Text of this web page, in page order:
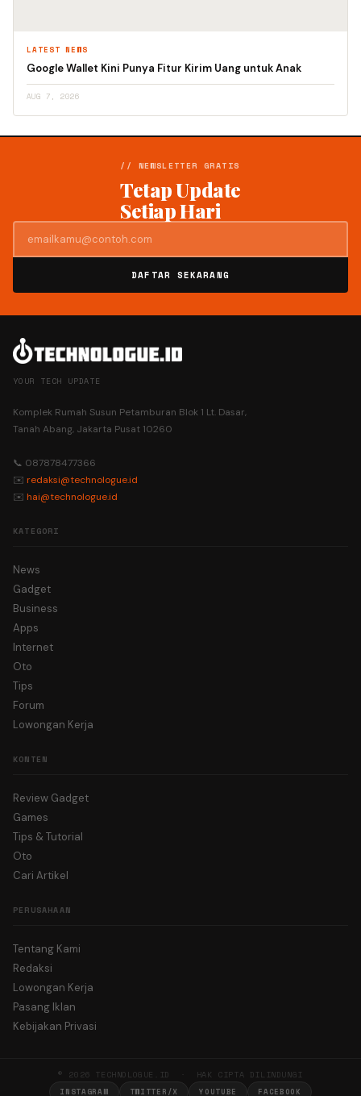
LATEST NEWS
Google Wallet Kini Punya Fitur Kirim Uang untuk Anak
AUG 7, 2026
// NEWSLETTER GRATIS
Tetap Update
Setiap Hari
DAFTAR SEKARANG
YOUR TECH UPDATE
Komplek Rumah Susun Petamburan Blok 1 Lt. Dasar,
Tanah Abang, Jakarta Pusat 10260
📞 087878477366
✉️ redaksi@technologue.id
✉️ hai@technologue.id
KATEGORI
News
Gadget
Business
Apps
Internet
Oto
Tips
Forum
Lowongan Kerja
KONTEN
Review Gadget
Games
Tips & Tutorial
Oto
Cari Artikel
PERUSAHAAN
Tentang Kami
Redaksi
Lowongan Kerja
Pasang Iklan
Kebijakan Privasi
© 2026 TECHNOLOGUE.ID · HAK CIPTA DILINDUNGI
INSTAGRAM TWITTER/X YOUTUBE FACEBOOK